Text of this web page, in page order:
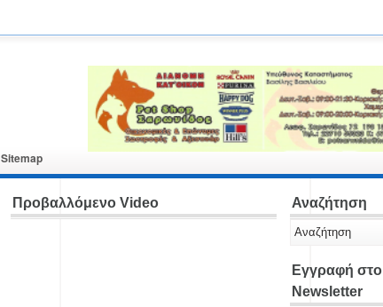
Sitemap
Προβαλλόμενο Video Αναζήτηση
Εγγραφή στο
Newsletter